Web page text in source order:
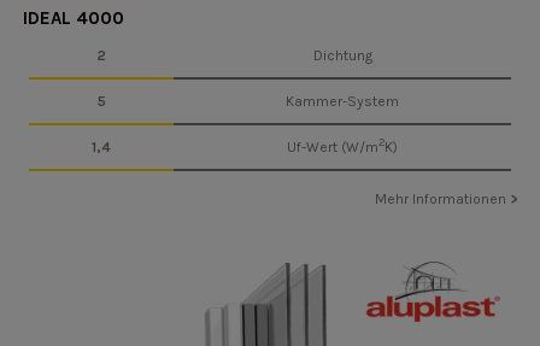
IDEAL 4000
2 Dichtung
5 Kammer-System
1,4 Uf-Wert (W/m2K)
Mehr Informationen >